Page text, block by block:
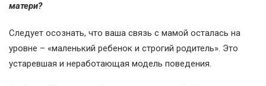
матери?
Следует осознать, что ваша связь с мамой осталась на
уровне – «маленький ребенок и строгий родитель». Это
устаревшая и неработающая модель поведения.